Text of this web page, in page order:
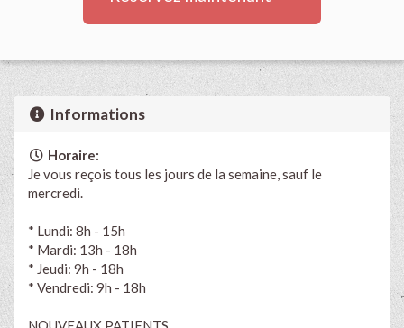
Informations
Horaire:
Je vous reçois tous les jours de la semaine, sauf le
mercredi.
* Lundi: 8h - 15h
* Mardi: 13h - 18h
* Jeudi: 9h - 18h
* Vendredi: 9h - 18h